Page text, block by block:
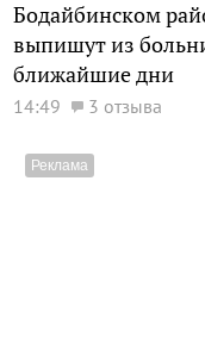
Бодайбинском
выпишут из
ближайшие дни
14:49 3 отзыва